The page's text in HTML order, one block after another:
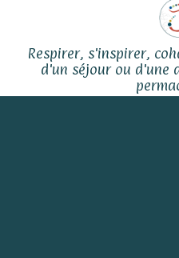
Respirer, s'inspirer,
d'un séjour ou d'une